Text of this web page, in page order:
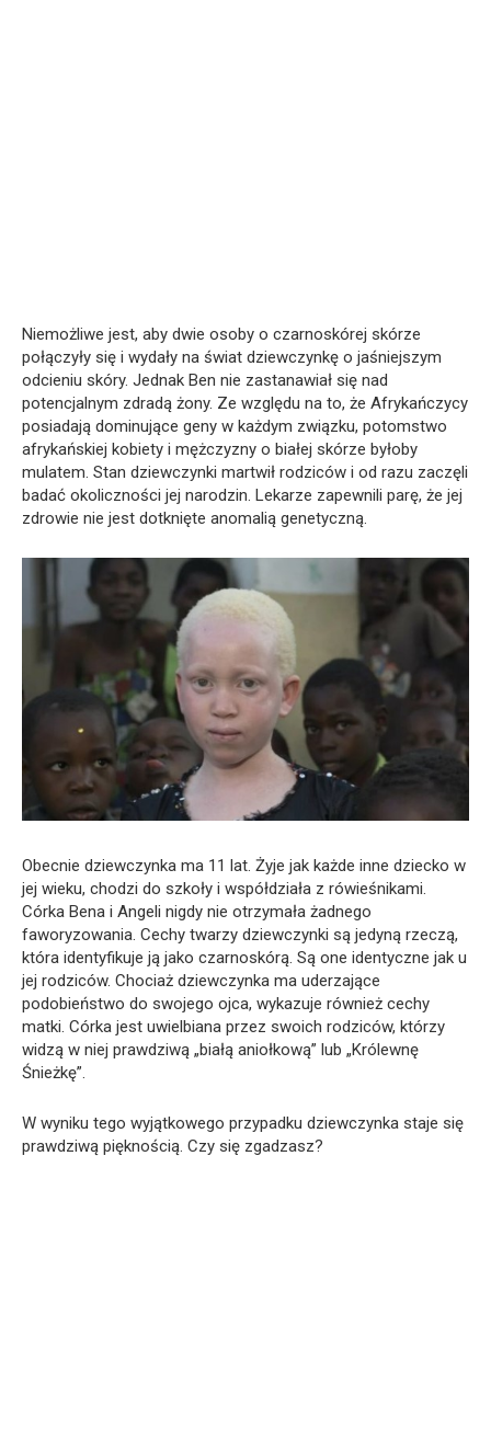
Niemożliwe jest, aby dwie osoby o czarnoskórej skórze
połączyły się i wydały na świat dziewczynkę o jaśniejszym
odcieniu skóry. Jednak Ben nie zastanawiał się nad
potencjalnym zdradą żony. Ze względu na to, że Afrykańczycy
posiadają dominujące geny w każdym związku, potomstwo
afrykańskiej kobiety i mężczyzny o białej skórze byłoby
mulatem. Stan dziewczynki martwił rodziców i od razu zaczęli
badać okoliczności jej narodzin. Lekarze zapewnili parę, że jej
zdrowie nie jest dotknięte anomalią genetyczną.
Obecnie dziewczynka ma 11 lat. Żyje jak każde inne dziecko w
jej wieku, chodzi do szkoły i współdziała z rówieśnikami.
Córka Bena i Angeli nigdy nie otrzymała żadnego
faworyzowania. Cechy twarzy dziewczynki są jedyną rzeczą,
która identyfikuje ją jako czarnoskórą. Są one identyczne jak u
jej rodziców. Chociaż dziewczynka ma uderzające
podobieństwo do swojego ojca, wykazuje również cechy
matki. Córka jest uwielbiana przez swoich rodziców, którzy
widzą w niej prawdziwą „białą aniołkową” lub „Królewnę
Śnieżkę”.
W wyniku tego wyjątkowego przypadku dziewczynka staje się
prawdziwą pięknością. Czy się zgadzasz?